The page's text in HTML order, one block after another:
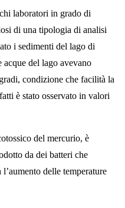
laboratori in grado di
di una tipologia di analisi
i sedimenti del lago di
del lago avevano
condizione che facilità la
è stato osservato in valori
del mercurio, è
da dei batteri che
delle temperature